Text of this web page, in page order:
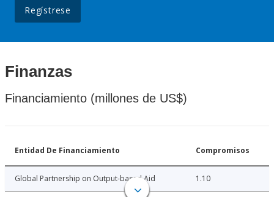
Regístrese
Finanzas
Financiamiento (millones de US$)
Entidad De Financiamiento Compromisos
Global Partnership on Output-based Aid 1.10